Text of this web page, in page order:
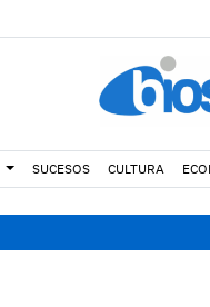
SUCESOS CULTURA